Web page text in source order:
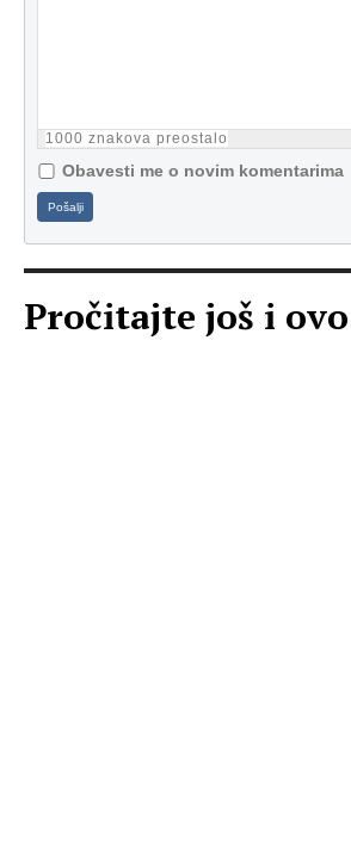
1000 znakova preostalo
Obavesti me o novim komentarima
Pošalji
Pročitajte još i